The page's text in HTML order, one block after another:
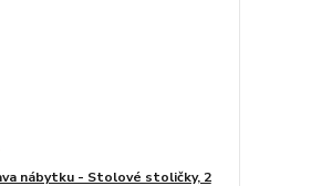
nábytku - Stolové stoličky, 2